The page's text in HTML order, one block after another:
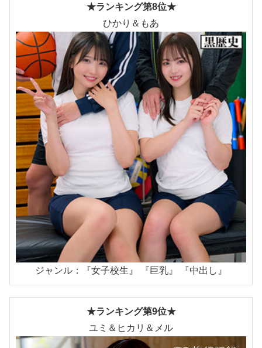
★ランキング第8位★
ひかり＆もあ
ジャンル：『女子校生』 『巨乳』 『中出し』
★ランキング第9位★
ユミ＆ヒカリ＆メル